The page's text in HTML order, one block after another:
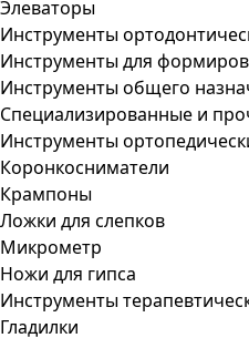
Элеваторы
Инструменты
Инструменты для
Инструменты общего
Специализированные и
Инструменты
Коронкосниматели
Крампоны
Ложки для слепков
Микрометр
Ножи для гипса
Инструменты
Гладилки